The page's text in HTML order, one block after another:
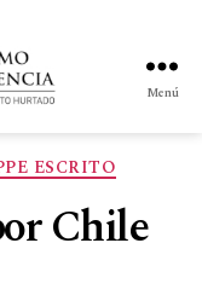
Menú
ESCRITO
Chile